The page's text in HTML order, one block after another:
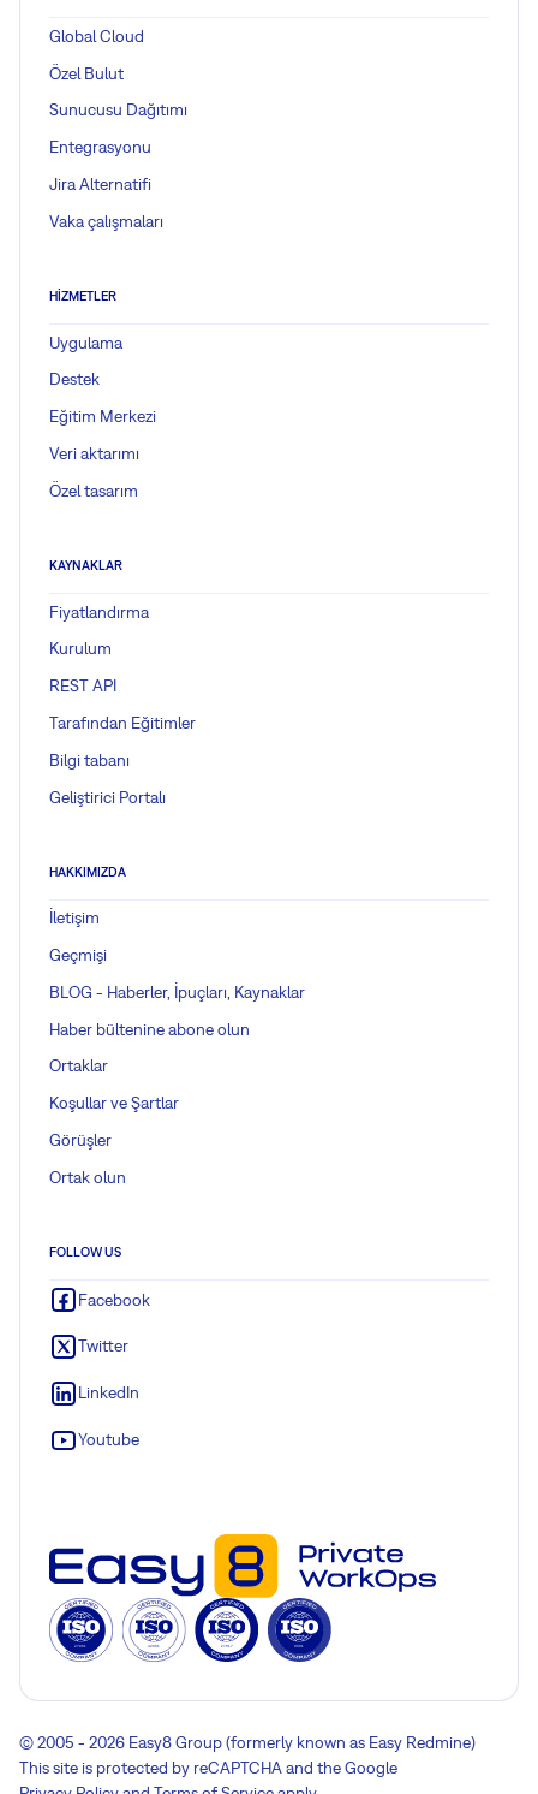
Global Cloud
Özel Bulut
Sunucusu Dağıtımı
Entegrasyonu
Jira Alternatifi
Vaka çalışmaları
HIZMETLER
Uygulama
Destek
Eğitim Merkezi
Veri aktarımı
Özel tasarım
KAYNAKLAR
Fiyatlandırma
Kurulum
REST API
Tarafından Eğitimler
Bilgi tabanı
Geliştirici Portalı
HAKKIMIZDA
İletişim
Geçmişi
BLOG - Haberler, İpuçları, Kaynaklar
Haber bültenine abone olun
Ortaklar
Koşullar ve Şartlar
Görüşler
Ortak olun
FOLLOW US
Facebook
Twitter
LinkedIn
Youtube
© 2005 - 2026 Easy8 Group (formerly known as Easy Redmine)
This site is protected by reCAPTCHA and the Google